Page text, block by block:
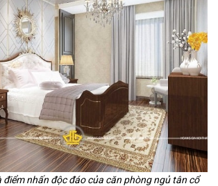
điểm nhấn độc đáo của căn phòng ngủ tân cổ